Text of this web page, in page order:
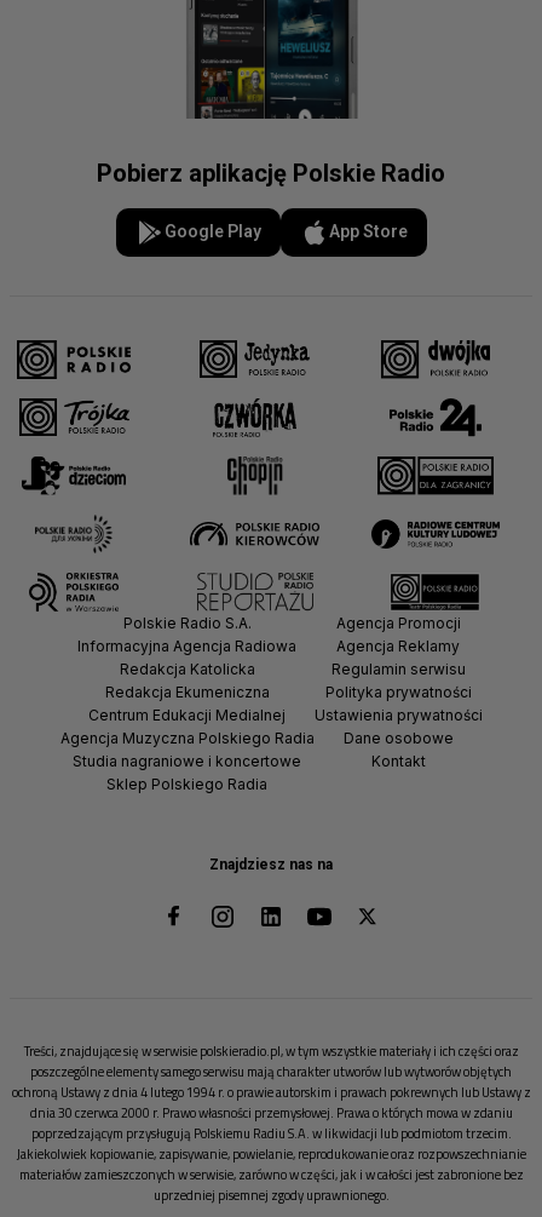
Pobierz aplikację Polskie Radio
Google Play App Store
Znajdziesz nas na
Polskie Radio S.A.
Informacyjna Agencja Radiowa
Redakcja Katolicka
Redakcja Ekumeniczna
Centrum Edukacji Medialnej
Agencja Muzyczna Polskiego Radia
Studia nagraniowe i koncertowe
Sklep Polskiego Radia
Agencja Promocji
Agencja Reklamy
Regulamin serwisu
Polityka prywatności
Ustawienia prywatności
Dane osobowe
Kontakt
Treści, znajdujące się w serwisie polskieradio.pl, w tym wszystkie materiały i ich części oraz
poszczególne elementy samego serwisu mają charakter utworów lub wytworów objętych
ochroną Ustawy z dnia 4 lutego 1994 r. o prawie autorskim i prawach pokrewnych lub Ustawy z
dnia 30 czerwca 2000 r. Prawo własności przemysłowej. Prawa o których mowa w zdaniu
poprzedzającym przysługują Polskiemu Radiu S.A. w likwidacji lub podmiotom trzecim.
Jakiekolwiek kopiowanie, zapisywanie, powielanie, reprodukowanie oraz rozpowszechnianie
materiałów zamieszczonych w serwisie, zarówno w części, jak i w całości jest zabronione bez
uprzedniej pisemnej zgody uprawnionego.